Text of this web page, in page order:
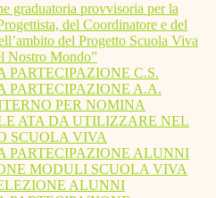
graduatoria provvisoria per la
del Coordinatore e del
del Progetto Scuola Viva
Nostro Mondo”
PARTECIPAZIONE C.S.
PARTECIPAZIONE A.A.
PER NOMINA
ATA DA UTILIZZARE NEL
SCUOLA VIVA
PARTECIPAZIONE ALUNNI
MODULI SCUOLA VIVA
ALUNNI